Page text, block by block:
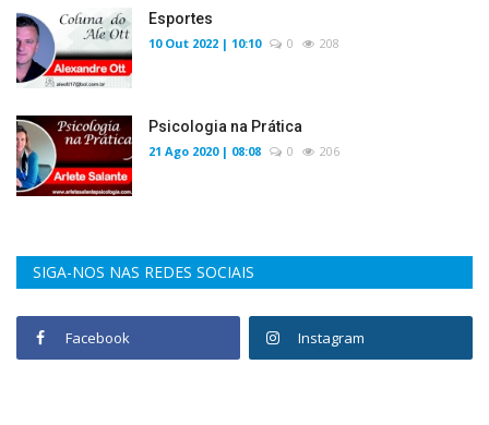
Esportes
10 Out 2022 | 10:10 0 208
Psicologia na Prática
21 Ago 2020 | 08:08 0 206
SIGA-NOS NAS REDES SOCIAIS
Facebook Instagram